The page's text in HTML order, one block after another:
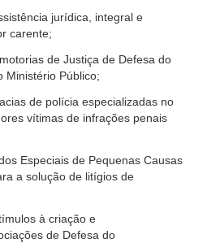
jurídica, integral e
carente;
de Justiça de Defesa do
Ministério Público;
de polícia especializadas no
vítimas de infrações penais
Especiais de Pequenas Causas
a solução de litígios de
à criação e
de Defesa do